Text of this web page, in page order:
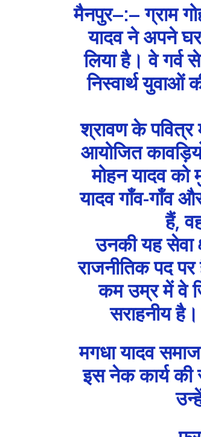
मैनपुर–:– ग्राम
यादव ने अपने
लिया है। वे
निस्वार्थ
श्रावण के पवित्र
आयोजित
मोहन यादव
यादव गाँव-गाँव
हैं,
उनकी यह सेवा
राजनीतिक पद
कम उम्र में वे
सराहनीय
मगधा यादव
इस नेक कार्य की